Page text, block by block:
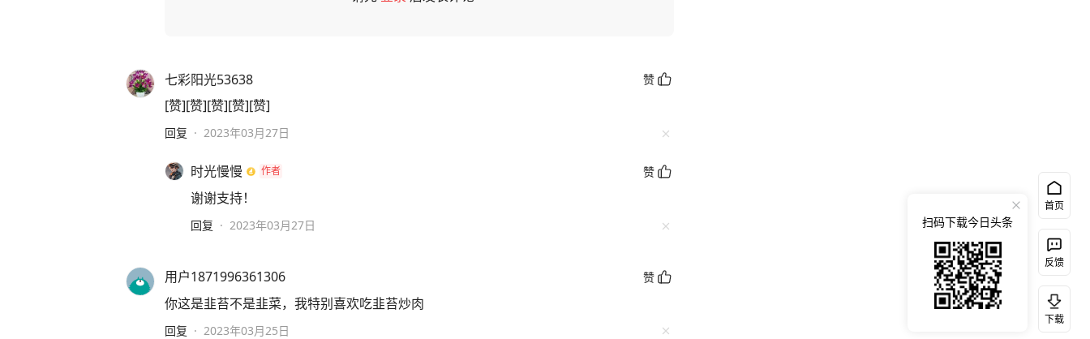
七彩阳光53638 赞
[赞][赞][赞][赞][赞]
回复 · 2023年03月27日
时光慢慢 作者 赞
谢谢支持！
回复 · 2023年03月27日
用户1871996361306 赞
你这是韭苔不是韭菜，我特别喜欢吃韭苔炒肉
回复 · 2023年03月25日
首页
反馈
下载
扫码下载今日头条